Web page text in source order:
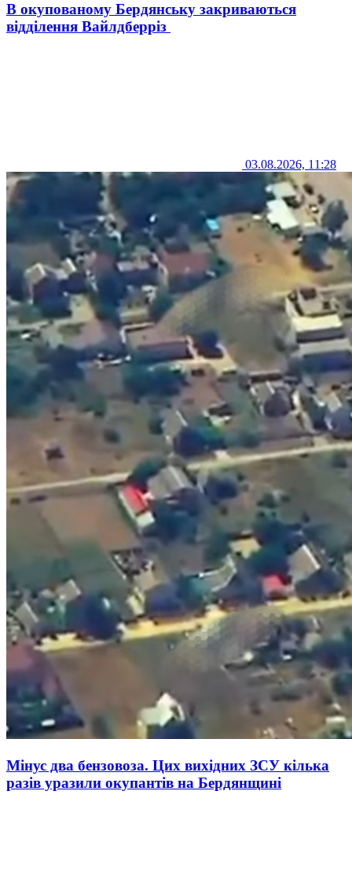
В окупованому Бердянську закриваються
відділення Вайлдберріз
03.08.2026, 11:28
Мінус два бензовоза. Цих вихідних ЗСУ кілька
разів уразили окупантів на Бердянщині